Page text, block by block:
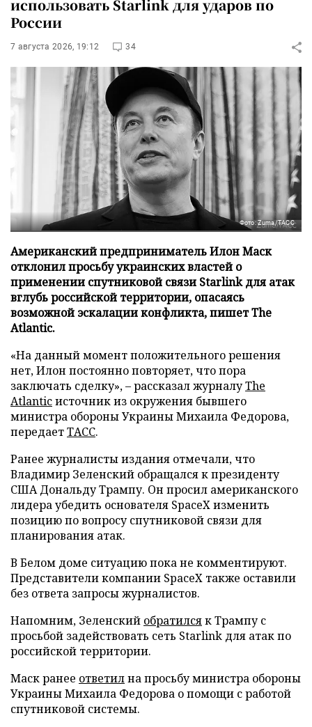
использовать Starlink для ударов по
России
7 августа 2026, 19:12 34
Фото: Zuma/ТАСС
Американский предприниматель Илон Маск
отклонил просьбу украинских властей о
применении спутниковой связи Starlink для атак
вглубь российской территории, опасаясь
возможной эскалации конфликта, пишет The
Atlantic.
«На данный момент положительного решения
нет, Илон постоянно повторяет, что пора
заключать сделку», – рассказал журналуThe
Atlanticисточник из окружения бывшего
министра обороны Украины Михаила Федорова,
передаетТАСС.
Ранее журналисты издания отмечали, что
Владимир Зеленский обращался к президенту
США Дональду Трампу. Он просил американского
лидера убедить основателя SpaceX изменить
позицию по вопросу спутниковой связи для
планирования атак.
В Белом доме ситуацию пока не комментируют.
Представители компании SpaceX также оставили
без ответа запросы журналистов.
Напомним, Зеленский обратилсяк Трампу с
просьбой задействовать сеть Starlink для атак по
российской территории.
Маск ранее ответилна просьбу министра обороны
Украины Михаила Федорова о помощи с работой
спутниковой системы.